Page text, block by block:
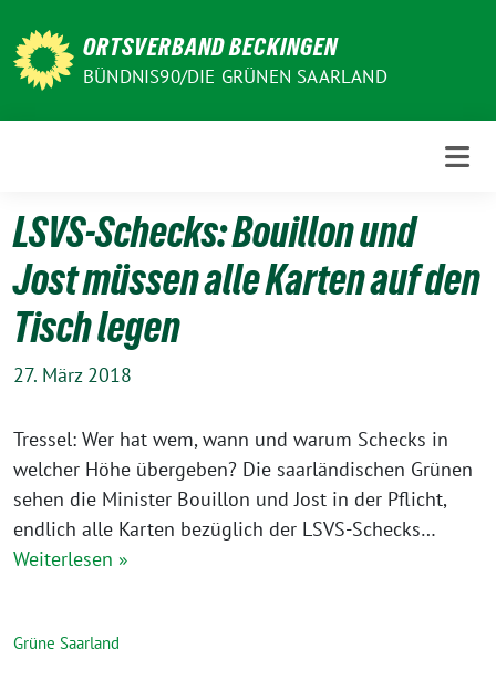
zum
Inhalt
ORTSVERBAND BECKINGEN
BÜNDNIS90/DIE GRÜNEN SAARLAND
LSVS-Schecks: Bouillon und
Jost müssen alle Karten auf den
Tisch legen
27. März 2018
Tressel: Wer hat wem, wann und warum Schecks in
welcher Höhe übergeben? Die saarländischen Grünen
sehen die Minister Bouillon und Jost in der Pflicht,
endlich alle Karten bezüglich der LSVS-Schecks…
Weiterlesen »
Grüne Saarland